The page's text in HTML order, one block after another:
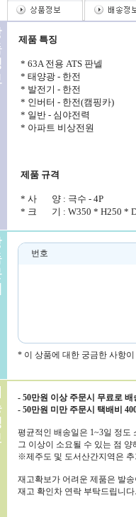
제품 특징
* 63A 전용 ATS 판넬
* 태양광 - 한전
* 발전기 - 한전
* 인버터 - 한전(캠핑카)
* 일반 - 심야전력
* 아파트 비상전원
제품 규격
* 사
양 : 극수 - 4P
* 크
기 : W350 * H250 *
번호
* 이 상품에 대한 궁금한 사항
- 50만원 이상 주문시 무료로 배
- 50만원 미만 주문시 택배비
평균적인 배송일은 1~3일 정도
그 이상이 소요될 수 있는 점
※제주도 및 도서산간지역은
재고확보가 어려운 제품은 발
재고 확인차 연락 부탁드립니다.